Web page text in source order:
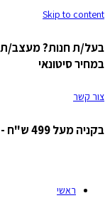
Skip to content
בעל/ת חנות? מעצב/ת?
במחיר סיטונאי
צור קשר
בקניה מעל 499 ש"ח - משלוח חינם
ראשי